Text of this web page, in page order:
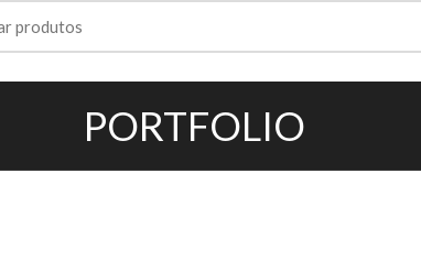
PORTFOLIO